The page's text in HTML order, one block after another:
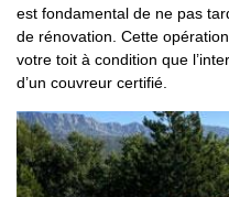
est fondamental de ne pas
de rénovation. Cette
votre toit à condition que
d’un couvreur certifié.